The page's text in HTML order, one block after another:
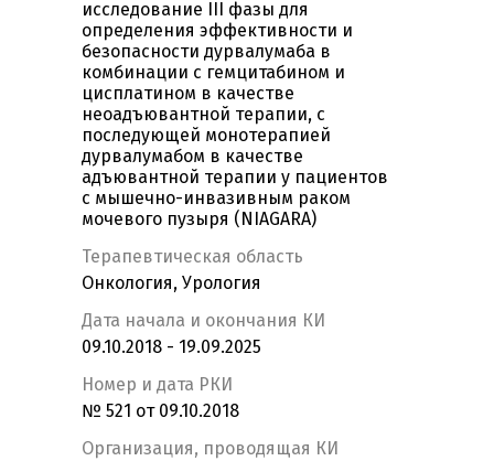
исследование III фазы для
определения эффективности и
безопасности дурвалумаба в
комбинации с гемцитабином и
цисплатином в качестве
неоадъювантной терапии, с
последующей монотерапией
дурвалумабом в качестве
адъювантной терапии у пациентов
с мышечно-инвазивным раком
мочевого пузыря (NIAGARA)
Терапевтическая область
Онкология, Урология
Дата начала и окончания КИ
09.10.2018 - 19.09.2025
Номер и дата РКИ
№ 521 от 09.10.2018
Организация, проводящая КИ